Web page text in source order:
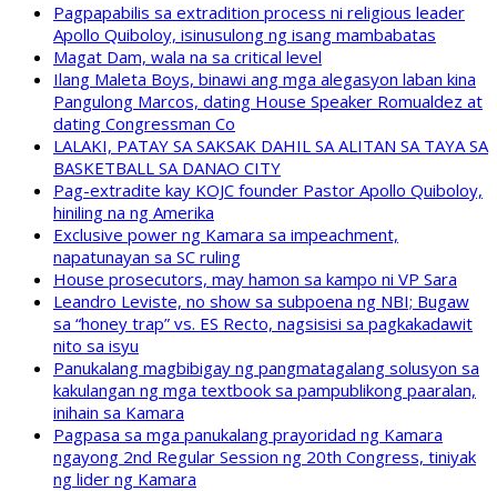
Pagpapabilis sa extradition process ni religious leader
Apollo Quiboloy, isinusulong ng isang mambabatas
Magat Dam, wala na sa critical level
Ilang Maleta Boys, binawi ang mga alegasyon laban kina
Pangulong Marcos, dating House Speaker Romualdez at
dating Congressman Co
LALAKI, PATAY SA SAKSAK DAHIL SA ALITAN SA TAYA SA
BASKETBALL SA DANAO CITY
Pag-extradite kay KOJC founder Pastor Apollo Quiboloy,
hiniling na ng Amerika
Exclusive power ng Kamara sa impeachment,
napatunayan sa SC ruling
House prosecutors, may hamon sa kampo ni VP Sara
Leandro Leviste, no show sa subpoena ng NBI; Bugaw
sa “honey trap” vs. ES Recto, nagsisisi sa pagkakadawit
nito sa isyu
Panukalang magbibigay ng pangmatagalang solusyon sa
kakulangan ng mga textbook sa pampublikong paaralan,
inihain sa Kamara
Pagpasa sa mga panukalang prayoridad ng Kamara
ngayong 2nd Regular Session ng 20th Congress, tiniyak
ng lider ng Kamara